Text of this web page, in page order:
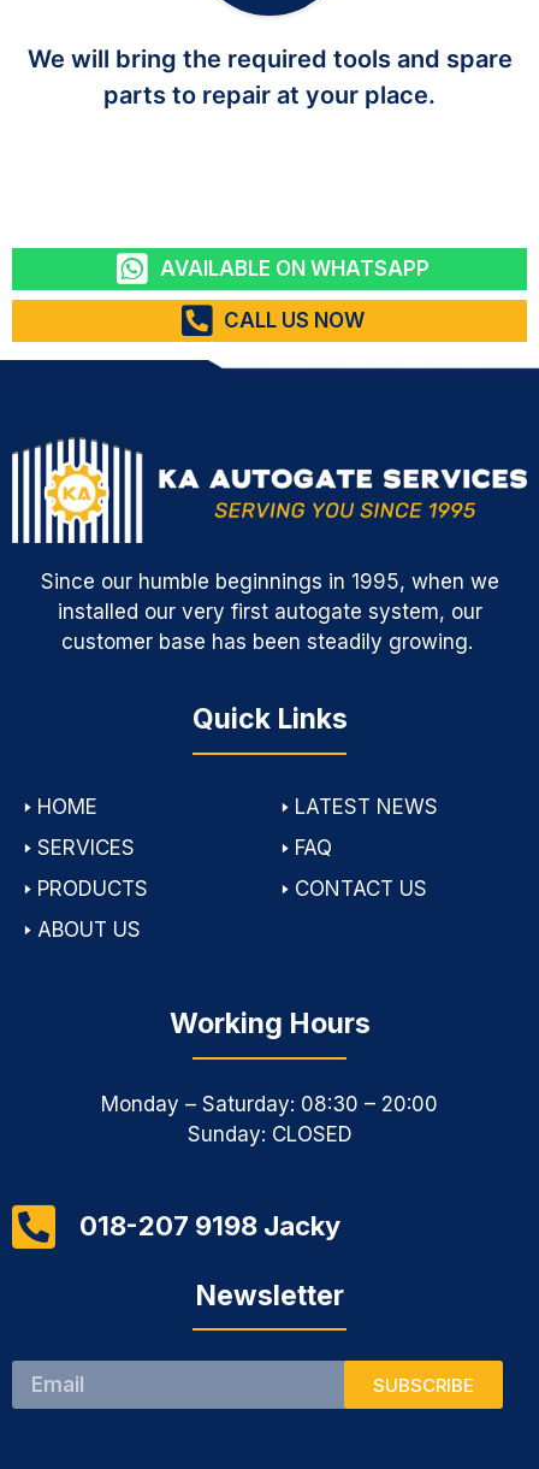
We will bring the required tools and spare
parts to repair at your place.
AVAILABLE ON WHATSAPP
CALL US NOW
Since our humble beginnings in 1995, when we
installed our very first autogate system, our
customer base has been steadily growing.
Quick Links
🢒 HOME
🢒 SERVICES
🢒 PRODUCTS
🢒 ABOUT US
🢒 LATEST NEWS
🢒 FAQ
🢒 CONTACT US
Working Hours
Monday – Saturday: 08:30 – 20:00
Sunday: CLOSED
018-207 9198 Jacky
Newsletter
SUBSCRIBE